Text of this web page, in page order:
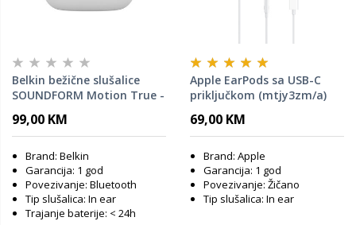
Belkin bežične slušalice
SOUNDFORM Motion True -
99,00 KM
Brand: Belkin
Garancija: 1 god
Povezivanje: Bluetooth
Tip slušalica: In ear
Trajanje baterije: < 24h
Apple EarPods sa USB-C
priključkom (mtjy3zm/a)
69,00 KM
Brand: Apple
Garancija: 1 god
Povezivanje: Žičano
Tip slušalica: In ear